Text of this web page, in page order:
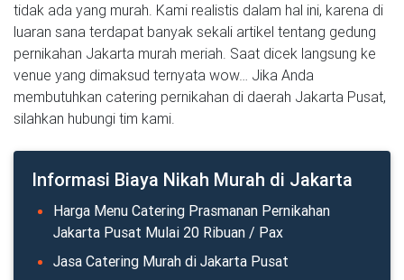
tidak ada yang murah. Kami realistis dalam hal ini, karena di
luaran sana terdapat banyak sekali artikel tentang gedung
pernikahan Jakarta murah meriah. Saat dicek langsung ke
venue yang dimaksud ternyata wow… Jika Anda
membutuhkan catering pernikahan di daerah Jakarta Pusat,
silahkan hubungi tim kami.
Informasi Biaya Nikah Murah di Jakarta
Harga Menu Catering Prasmanan Pernikahan
Jakarta Pusat Mulai 20 Ribuan / Pax
Jasa Catering Murah di Jakarta Pusat